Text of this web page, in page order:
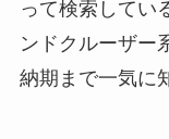
って検索してい
ンドクルーザー
納期まで一気に